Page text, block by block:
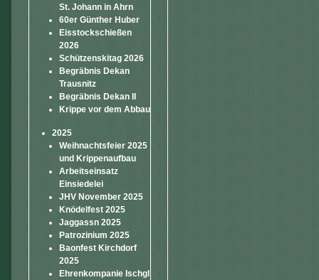
St. Johann in Ahrn
60er Günther Huber
Eisstockschießen
2026
Schützenskitag 2026
Begräbnis Dekan
Trausnitz
Begräbnis Dekan II
Krippe vor dem Abbau
2025
Weihnachtsfeier 2025
und Krippenaufbau
Arbeitseinsatz
Einsiedelei
JHV November 2025
Knödelfest 2025
Jaggassn 2025
Patrozinium 2025
Baonfest Kirchdorf
2025
Ehrenkompanie Ischgl